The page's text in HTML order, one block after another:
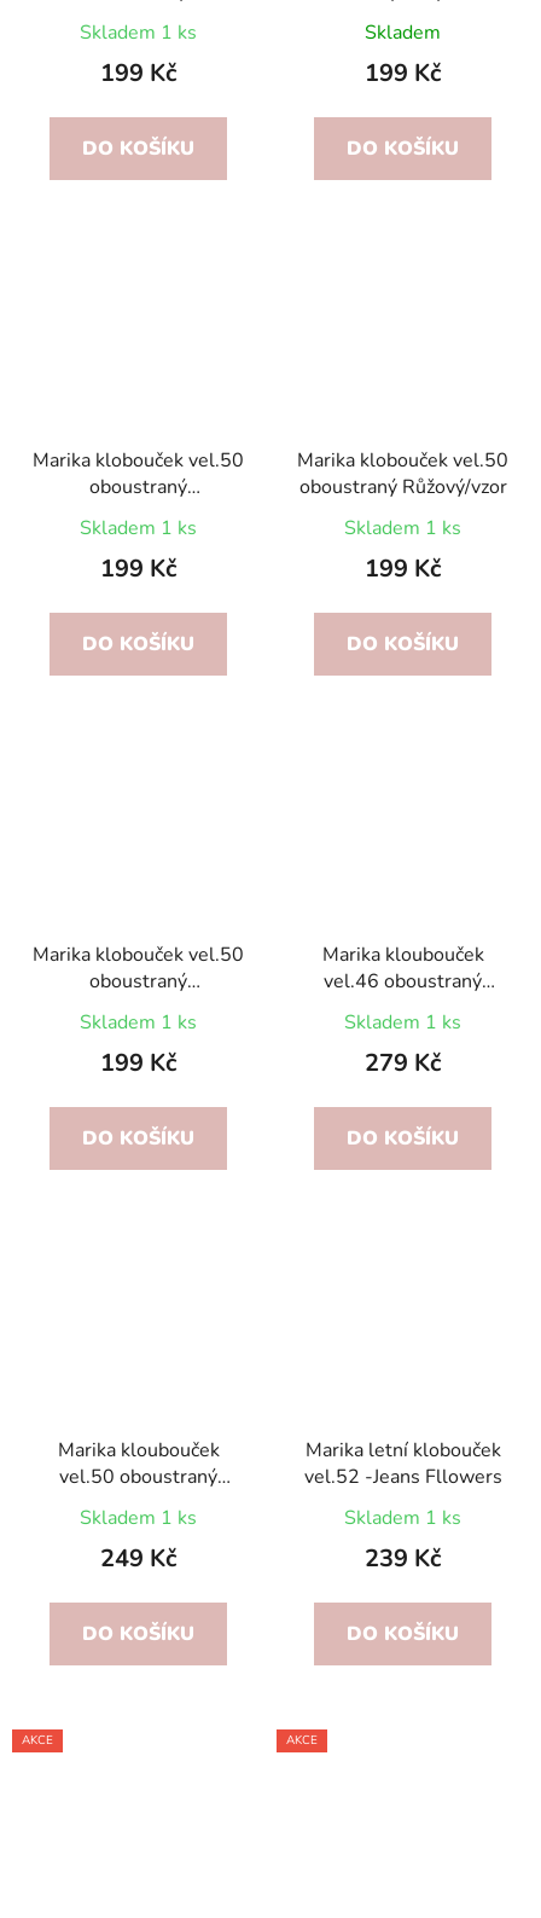
Smetanový/vzor
Skladem 1 ks
199 Kč
DO KOŠÍKU
modrý
Skladem
199 Kč
DO KOŠÍKU
Marika klobouček vel.50
oboustraný
Béžový/Grafit
Skladem 1 ks
199 Kč
DO KOŠÍKU
Marika klobouček vel.50
oboustraný Růžový/vzor
Skladem 1 ks
199 Kč
DO KOŠÍKU
Marika klobouček vel.50
oboustraný
Smetanový/vzor
Skladem 1 ks
199 Kč
DO KOŠÍKU
Marika kloubouček
vel.46 oboustraný
červený s
kytičky/puntíky
Skladem 1 ks
279 Kč
DO KOŠÍKU
Marika kloubouček
vel.50 oboustraný
černý/bílý s razítky
Skladem 1 ks
249 Kč
DO KOŠÍKU
Marika letní klobouček
vel.52 -Jeans Fllowers
Skladem 1 ks
239 Kč
DO KOŠÍKU
AKCE AKCE